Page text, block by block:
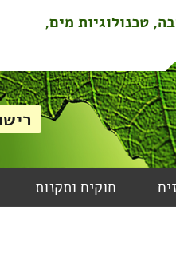
טכנולוגיות מים,
חוקים ותקנות